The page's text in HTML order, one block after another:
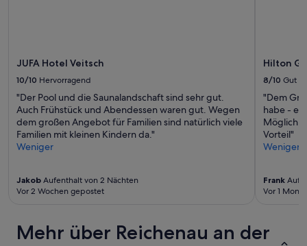
JUFA Hotel Veitsch
10/10 Hervorragend
"Der Pool und die Saunalandschaft sind sehr gut.
Auch Frühstück und Abendessen waren gut. Wegen
dem großen Angebot für Familien sind natürlich viele
Familien mit kleinen Kindern da."
Weniger
Jakob Aufenthalt von 2 Nächten
Vor 2 Wochen gepostet
Hilton
8/10 Gut
"Dem
habe -
Vorteil"
Weniger
Frank
Vor 1
Mehr über Reichenau an der